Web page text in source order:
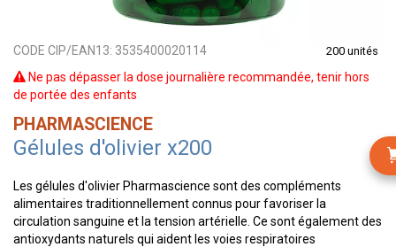
CODE CIP/EAN13: 3535400020114 200 unités
Ne pas dépasser la dose journalière recommandée, tenir hors
de portée des enfants
PHARMASCIENCE
Gélules d'olivier x200
Les gélules d'olivier Pharmascience sont des compléments
alimentaires traditionnellement connus pour favoriser la
circulation sanguine et la tension artérielle. Ce sont également des
antioxydants naturels qui aident les voies respiratoires